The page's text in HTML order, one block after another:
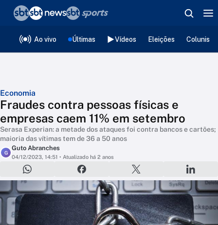
Ao vivo Últimas Vídeos Eleições
Economia
Fraudes contra pessoas físicas e
empresas caem 11% em setembro
Serasa Experian: a metade dos ataques foi contra bancos e cartões;
maioria das vítimas tem de 36 a 50 anos
G
Guto Abranches
04/12/2023, 14:51 • Atualizado há 2 anos
❮voltar
Editorias